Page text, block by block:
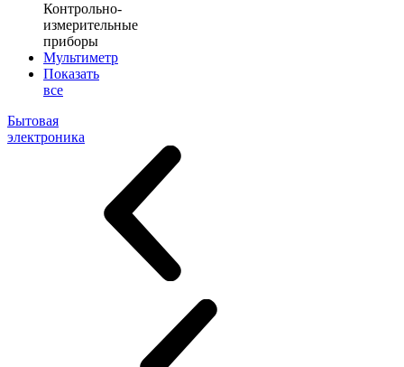
Контрольно-
измерительные
приборы
Мультиметр
Показать
все
Бытовая
электроника